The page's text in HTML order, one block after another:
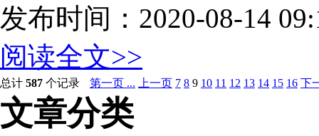
发布时间：2020-08-14
阅读全文>>
总计 587 个记录 第一页 ... 上一页 7 8 9 10 11 12 13 14 15 16 下
文章分类